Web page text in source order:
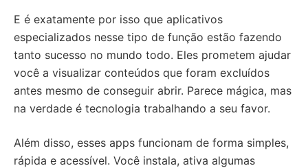
E é exatamente por isso que aplicativos
especializados nesse tipo de função estão fazendo
tanto sucesso no mundo todo. Eles prometem ajudar
você a visualizar conteúdos que foram excluídos
antes mesmo de conseguir abrir. Parece mágica, mas
na verdade é tecnologia trabalhando a seu favor.
Além disso, esses apps funcionam de forma simples,
rápida e acessível. Você instala, ativa algumas